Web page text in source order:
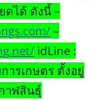
ดได้ ดังนี้ –
–
idLine :
ารเกษตร ตั้งอยู่
าฬสินธุ์